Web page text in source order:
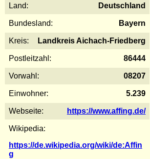
Land: Deutschland
Bundesland: Bayern
Kreis: Landkreis Aichach-Friedberg
Postleitzahl: 86444
Vorwahl: 08207
Einwohner: 5.239
Webseite: https://www.affing.de/
Wikipedia:
https://de.wikipedia.org/wiki/de:Affin
g